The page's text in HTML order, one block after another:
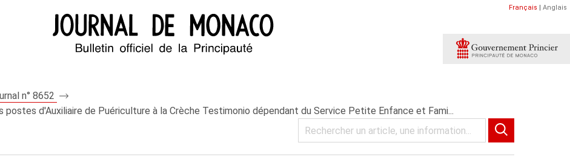
Français | Anglais
n° 8652
d'Auxiliaire de Puériculture à la Crèche Testimonio dépendant du Service Petite Enfance et Fami...